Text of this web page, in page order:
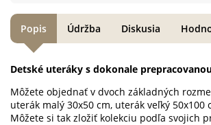
Detské uteráky s dokonale
Môžete objednať v dvoch základných
uterák malý 30x50 cm, uterák veľký 50x100
Môžete si tak zložiť kolekciu podľa svojich
Popis Údržba Diskusia